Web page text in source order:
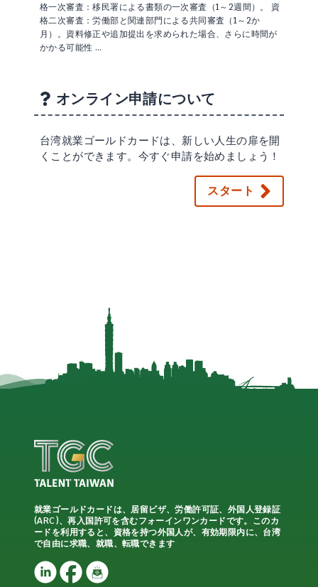
格一次審査：移民署による書類の一次審査（1～2週間）。 資
格二次審査：労働部と関連部門による共同審査（1～2か
月）。資料修正や追加提出を求められた場合、さらに時間が
かかる可能性 …
オンライン申請について
台湾就業ゴールドカードは、新しい人生の扉を開
くことができます。今すぐ申請を始めましょう！
スタート
就業ゴールドカードは、居留ビザ、労働許可証、外国人登録証
(ARC)、再入国許可を含むフォーインワンカードです。このカ
ードを利用すると、資格を持つ外国人が、有効期限内に、台湾
で自由に求職、就職、転職できます